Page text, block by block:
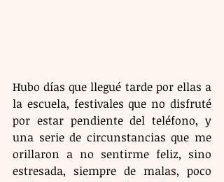
Hubo días que llegué tarde por ellas a
la escuela, festivales que no disfruté
por estar pendiente del teléfono, y
una serie de circunstancias que me
orillaron a no sentirme feliz, sino
estresada, siempre de malas, poco